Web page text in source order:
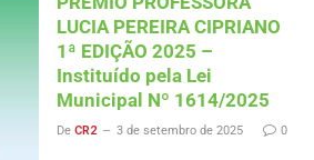
LUCIA PEREIRA CIPRIANO
1ª EDIÇÃO 2025 –
Instituído pela Lei
Municipal Nº 1614/2025
De CR2 3 de setembro de 2025 0